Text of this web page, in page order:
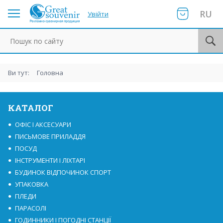
Увійти RU
Ви тут: Головна
КАТАЛОГ
ОФІС І АКСЕСУАРИ
ПИСЬМОВЕ ПРИЛАДДЯ
ПОСУД
ІНСТРУМЕНТИ І ЛІХТАРІ
БУДИНОК ВІДПОЧИНОК СПОРТ
УПАКОВКА
ПЛЕДИ
ПАРАСОЛІ
ГОДИННИКИ І ПОГОДНІ СТАНЦІЇ